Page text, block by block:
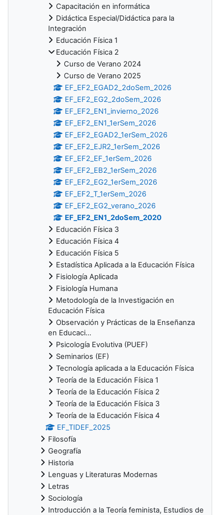
Capacitación en informática
Didáctica Especial/Didáctica para la
Integración
Educación Física 1
Educación Física 2
Curso de Verano 2024
Curso de Verano 2025
EF_EF2_EGAD2_2doSem_2026
EF_EF2_EG2_2doSem_2026
EF_EF2_EN1_invierno_2026
EF_EF2_EN1_1erSem_2026
EF_EF2_EGAD2_1erSem_2026
EF_EF2_EJR2_1erSem_2026
EF_EF2_EF_1erSem_2026
EF_EF2_EB2_1erSem_2026
EF_EF2_EG2_1erSem_2026
EF_EF2_T_1erSem_2026
EF_EF2_EG2_verano_2026
EF_EF2_EN1_2doSem_2020
Educación Física 3
Educación Física 4
Educación Física 5
Estadística Aplicada a la Educación Física
Fisiología Aplicada
Fisiología Humana
Metodología de la Investigación en
Educación Física
Observación y Prácticas de la Enseñanza
en Educaci...
Psicología Evolutiva (PUEF)
Seminarios (EF)
Tecnología aplicada a la Educación Física
Teoría de la Educación Física 1
Teoría de la Educación Física 2
Teoría de la Educación Física 3
Teoría de la Educación Física 4
EF_TIDEF_2025
Filosofía
Geografía
Historia
Lenguas y Literaturas Modernas
Letras
Sociología
Introducción a la Teoría feminista, Estudios de